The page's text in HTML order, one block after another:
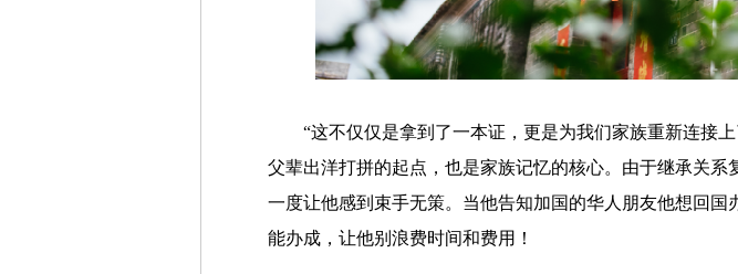
“这不仅仅是拿到了一本证，更是为我们家族重新连接
父辈出洋打拼的起点，也是家族记忆的核心。由于继承关
一度让他感到束手无策。当他告知加国的华人朋友他想回
能办成，让他别浪费时间和费用！